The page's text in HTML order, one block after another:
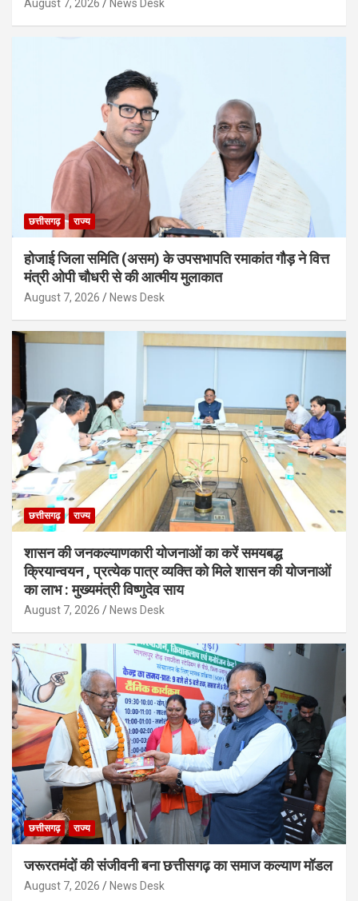
August 7, 2026 News Desk
छत्तीसगढ़ राज्य
होजाई जिला समिति (असम) के उपसभापति रमाकांत गौड़ ने वित्त
मंत्री ओपी चौधरी से की आत्मीय मुलाकात
August 7, 2026 News Desk
छत्तीसगढ़ राज्य
शासन की जनकल्याणकारी योजनाओं का करें समयबद्ध
क्रियान्वयन , प्रत्येक पात्र व्यक्ति को मिले शासन की योजनाओं
का लाभ : मुख्यमंत्री विष्णुदेव साय
August 7, 2026 News Desk
छत्तीसगढ़ राज्य
जरूरतमंदों की संजीवनी बना छत्तीसगढ़ का समाज कल्याण मॉडल
August 7, 2026 News Desk